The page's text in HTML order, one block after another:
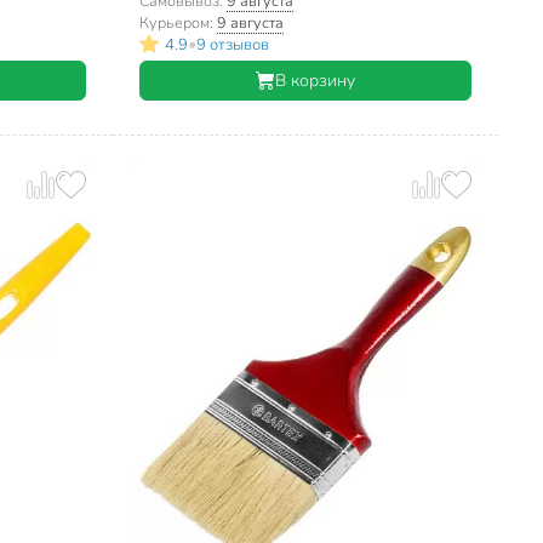
Курьером:9 августа
4.9•9 отзывов
В корзину